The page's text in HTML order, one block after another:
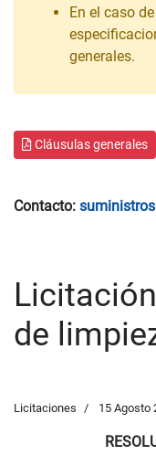
En el caso
generales.
Cláusulas generales
Contacto:
de
Licitaciones 15 Agosto